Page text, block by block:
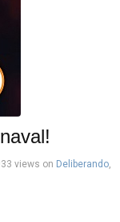
views on Deliberando,